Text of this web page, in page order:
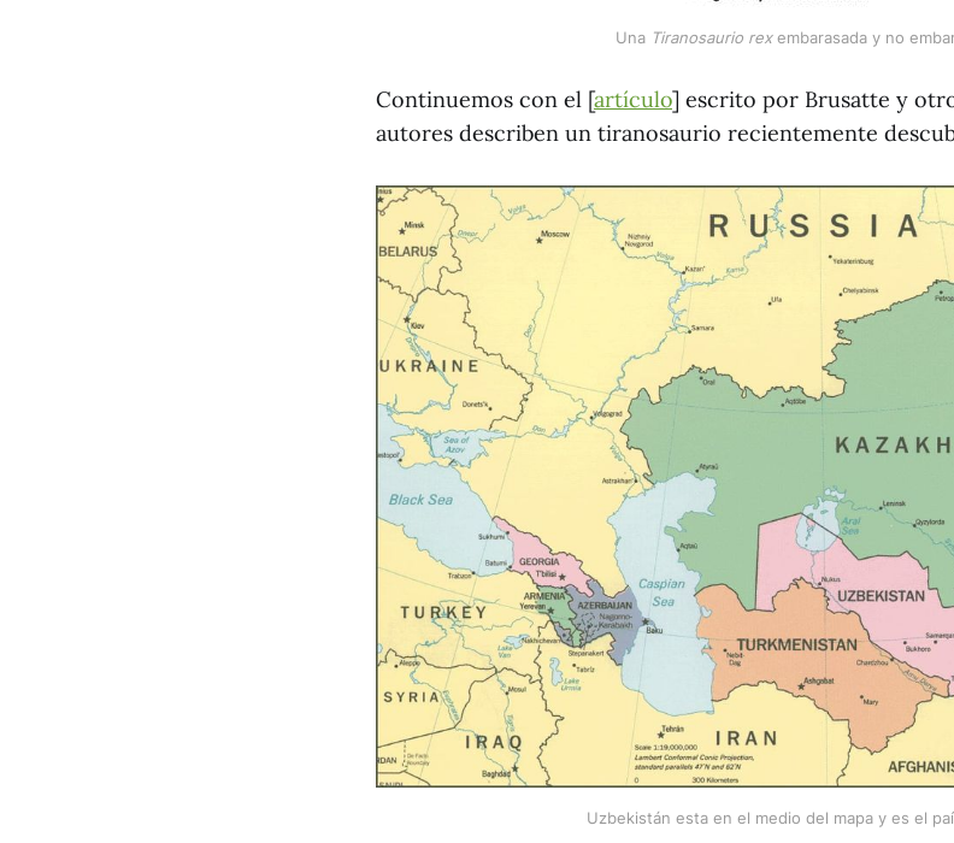
Una Tiranosaurio rex embarasada y no
Continuemos con el [artículo] escrito por Brusatte y
autores describen un tiranosaurio recientemente
Uzbekistán esta en el medio del mapa y es el